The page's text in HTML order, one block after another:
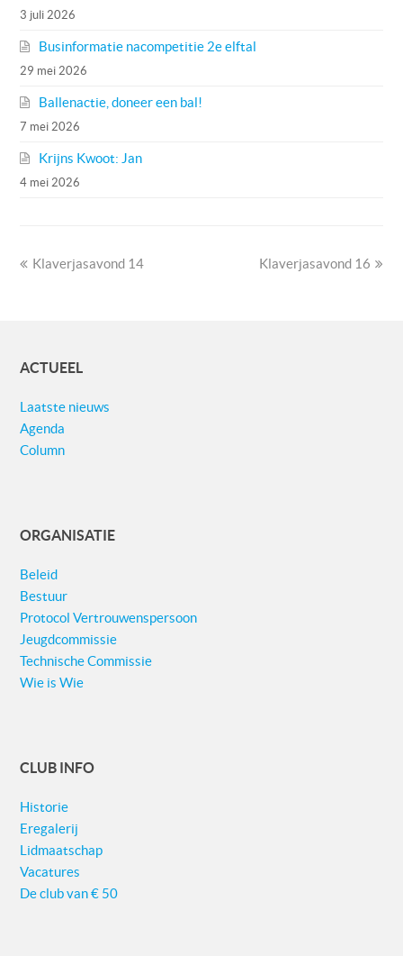
3 juli 2026
Businformatie nacompetitie 2e elftal
29 mei 2026
Ballenactie, doneer een bal!
7 mei 2026
Krijns Kwoot: Jan
4 mei 2026
previous
Klaverjasavond 14
next
Klaverjasavond 16
ACTUEEL
Laatste nieuws
Agenda
Column
ORGANISATIE
Beleid
Bestuur
Protocol Vertrouwenspersoon
Jeugdcommissie
Technische Commissie
Wie is Wie
CLUB INFO
Historie
Eregalerij
Lidmaatschap
Vacatures
De club van € 50